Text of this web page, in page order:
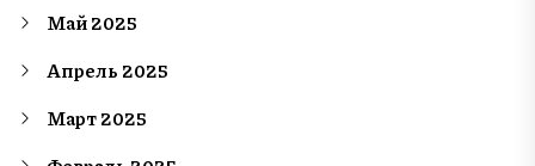
Май 2025
Апрель 2025
Март 2025